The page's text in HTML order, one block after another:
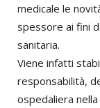
medicale le
spessore ai fini
sanitaria.
Viene infatti
responsabilità,
ospedaliera